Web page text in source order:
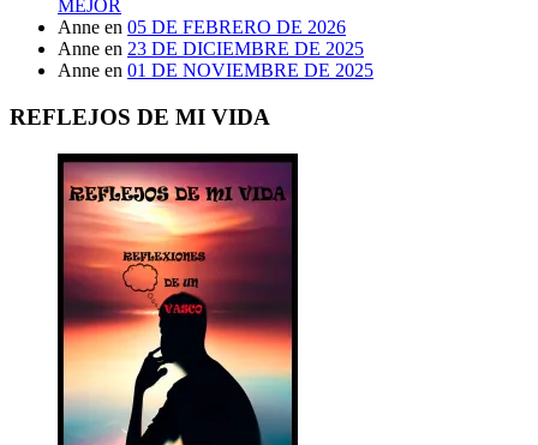
MEJOR
Anne en 05 DE FEBRERO DE 2026
Anne en 23 DE DICIEMBRE DE 2025
Anne en 01 DE NOVIEMBRE DE 2025
REFLEJOS DE MI VIDA